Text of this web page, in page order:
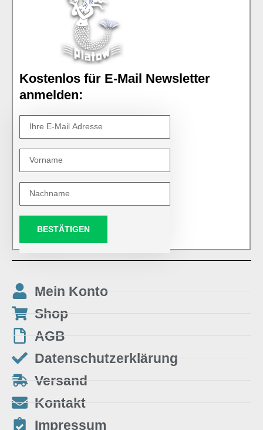
Kostenlos für E-Mail Newsletter
anmelden:
BESTÄTIGEN
Mein Konto
Shop
AGB
Datenschutzerklärung
Versand
Kontakt
Impressum